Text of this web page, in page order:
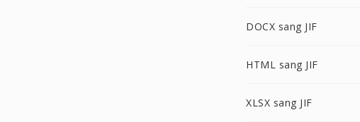
DOCX sang JIF
HTML sang JIF
XLSX sang JIF